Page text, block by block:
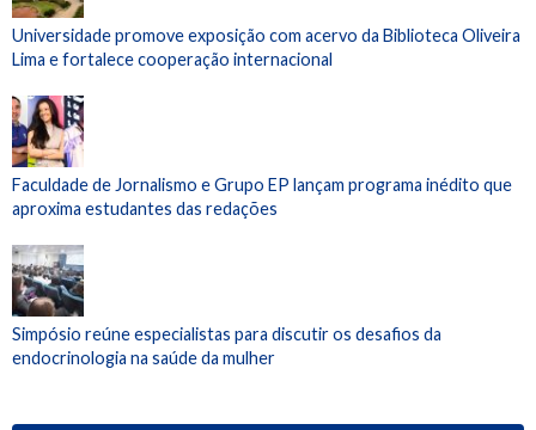
Universidade promove exposição com acervo da Biblioteca Oliveira
Lima e fortalece cooperação internacional
Faculdade de Jornalismo e Grupo EP lançam programa inédito que
aproxima estudantes das redações
Simpósio reúne especialistas para discutir os desafios da
endocrinologia na saúde da mulher